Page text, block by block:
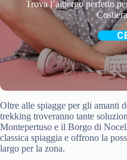
Trova l’albergo perfetto
Oltre alle spiagge per gli amanti
trekking troveranno tante
Montepertuso e il Borgo di
classica spiaggia e offrono la
largo per la zona.